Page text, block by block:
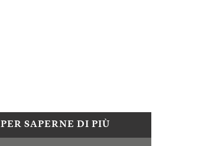
PER SAPERNE DI PIÙ